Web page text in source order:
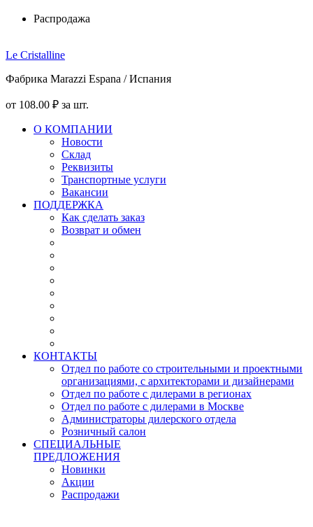
Распродажа
Le Cristalline
Фабрика Marazzi Espana / Испания
от 108.00 ₽ за шт.
О КОМПАНИИ
Новости
Склад
Реквизиты
Транспортные услуги
Вакансии
ПОДДЕРЖКА
Как сделать заказ
Возврат и обмен
КОНТАКТЫ
Отдел по работе со строительными и проектными
организациями, с архитекторами и дизайнерами
Отдел по работе с дилерами в регионах
Отдел по работе с дилерами в Москве
Администраторы дилерского отдела
Розничный салон
СПЕЦИАЛЬНЫЕ
ПРЕДЛОЖЕНИЯ
Новинки
Акции
Распродажи